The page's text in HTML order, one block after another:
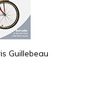
Guillebeau